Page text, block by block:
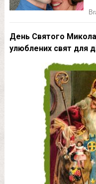
День Святого
улюблених свят для